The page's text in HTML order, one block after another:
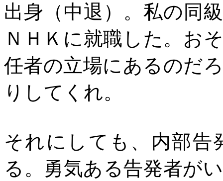
出身（中退）。私の同
ＮＨＫに就職した。お
任者の立場にあるのだ
りしてくれ。
それにしても、内部告
る。勇気ある告発者が